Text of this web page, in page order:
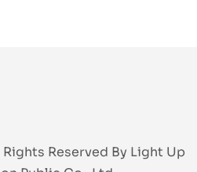
Reserved By Light Up